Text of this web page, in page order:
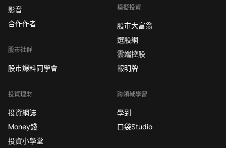
影音
合作作者
股市社群
股市爆料同學會
投資理財
投資網誌
Money錢
投資小學堂
模擬投資
股市大富翁
選股網
雲端控股
報明牌
跨領域學習
學到
口袋Studio